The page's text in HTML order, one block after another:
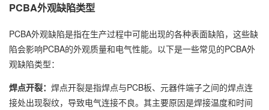
PCBA外观缺陷类型
PCBA外观缺陷是指在生产过程中可能出现的各种表面缺陷，这些缺
陷会影响PCBA的外观质量和电气性能。以下是一些常见的PCBA外
观缺陷类型：
焊点开裂： 焊点开裂是指焊点与PCB板、元器件端子之间的焊点连
接处出现裂纹，导致电气连接不良。其主要原因是焊接温度和时间